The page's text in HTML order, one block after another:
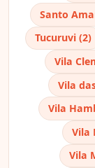
Santo
Tucuruvi (2)
Vila
Vila
Vila
Vila
Vila